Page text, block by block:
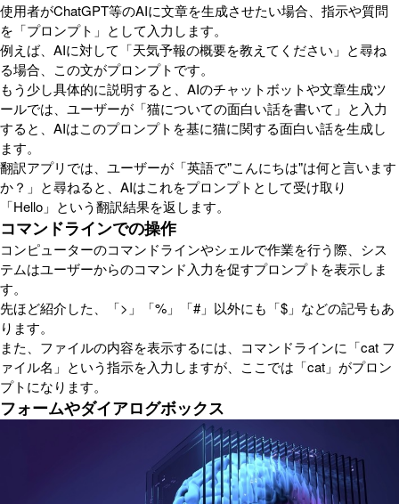
使用者がChatGPT等のAIに文章を生成させたい場合、指示や質問
を「プロンプト」として入力します。
例えば、AIに対して「天気予報の概要を教えてください」と尋ね
る場合、この文がプロンプトです。
もう少し具体的に説明すると、AIのチャットボットや文章生成ツ
ールでは、ユーザーが「猫についての面白い話を書いて」と入力
すると、AIはこのプロンプトを基に猫に関する面白い話を生成し
ます。
翻訳アプリでは、ユーザーが「英語で"こんにちは"は何と言います
か？」と尋ねると、AIはこれをプロンプトとして受け取り
「Hello」という翻訳結果を返します。
コマンドラインでの操作
コンピューターのコマンドラインやシェルで作業を行う際、シス
テムはユーザーからのコマンド入力を促すプロンプトを表示しま
す。
先ほど紹介した、「>」「%」「#」以外にも「$」などの記号もあ
ります。
また、ファイルの内容を表示するには、コマンドラインに「cat フ
ァイル名」という指示を入力しますが、ここでは「cat」がプロン
プトになります。
フォームやダイアログボックス